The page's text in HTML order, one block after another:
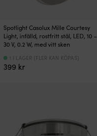
Spotlight Casolux Mille Courtesy
Light, infälld, rostfritt stål, LED, 10 –
30 V, 0.2 W, med vitt sken
399 kr
1 I LAGER (FLER KAN KÖPAS)